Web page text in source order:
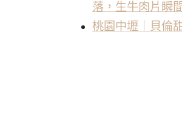
落，生牛肉片瞬
桃園中壢｜貝倫